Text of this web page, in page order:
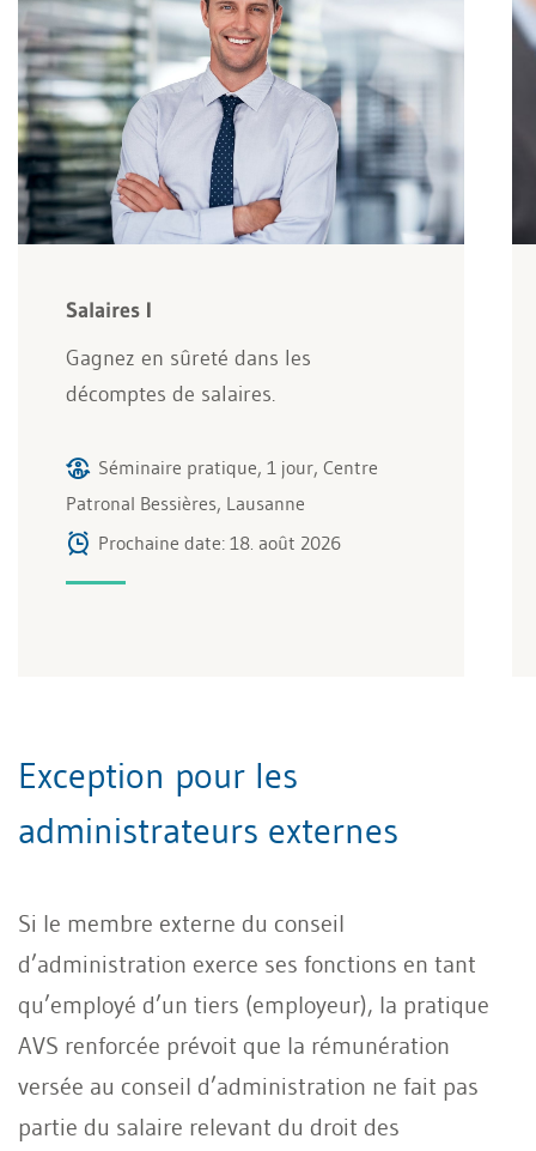
Salaires I
Gagnez en sûreté dans les
décomptes de salaires.
Séminaire pratique, 1 jour, Centre
Patronal Bessières, Lausanne
Prochaine date: 18. août 2026
Exception pour les
administrateurs externes
Si le membre externe du conseil
d’administration exerce ses fonctions en tant
qu’employé d’un tiers (employeur), la pratique
AVS renforcée prévoit que la rémunération
versée au conseil d’administration ne fait pas
partie du salaire relevant du droit des